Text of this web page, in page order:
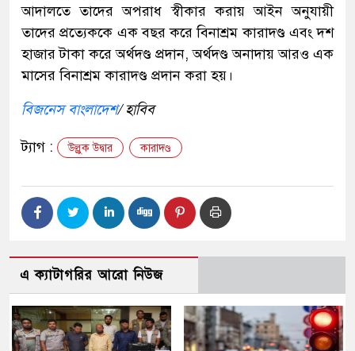
আদালতে তাদের অপরাধ স্বীকার করায় আইন অনুযায়ী
তাদের প্রত্যেককে এক বছর করে বিনাশ্রম কারাদণ্ড এবং দশ
হাজার টাকা করে অর্থদণ্ড প্রদান, অর্থদণ্ড অনাদায় আরও এক
মাসের বিনাশ্রম কারাদণ্ড প্রদান করা হয়।
বিজনেস বাংলাদেশ/ হাবিব
ট্যাগ : উল্লুক উদ্বার কারাদণ্ড
এ ক্যাটাগরির আরো নিউজ